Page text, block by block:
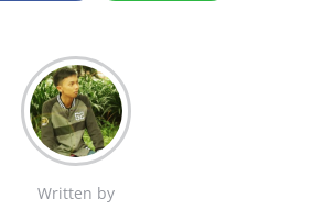
Written by